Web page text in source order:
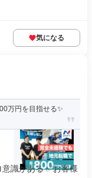
気になる
万円を目指せる✨
識がある ✅お客様